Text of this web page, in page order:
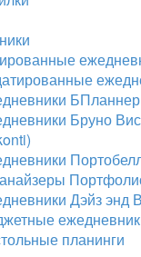
Бруно
Дэйз энд
планинги